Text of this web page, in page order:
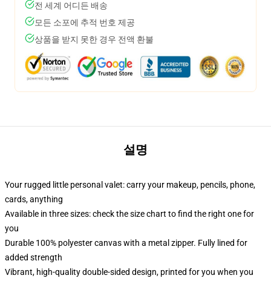
전 세계 어디든 배송
모든 소포에 추적 번호 제공
상품을 받지 못한 경우 전액 환불
설명
Your rugged little personal valet: carry your makeup, pencils, phone,
cards, anything
Available in three sizes: check the size chart to find the right one for
you
Durable 100% polyester canvas with a metal zipper. Fully lined for
added strength
Vibrant, high-quality double-sided design, printed for you when you